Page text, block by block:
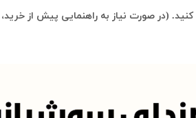
(در صورت نیاز به راهنمایی پیش از